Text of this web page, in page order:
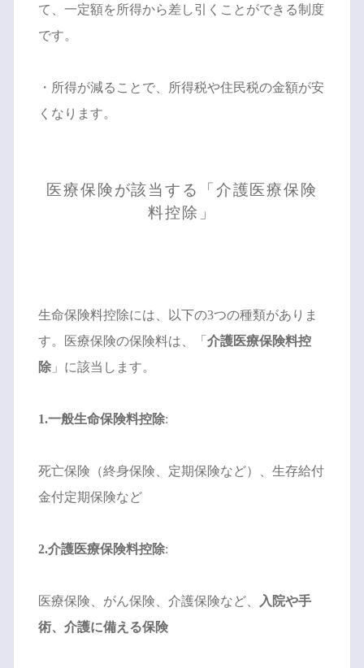
て、一定額を所得から差し引くことができる制度
です。
・所得が減ることで、所得税や住民税の金額が安
くなります。
医療保険が該当する「介護医療保険
料控除」
生命保険料控除には、以下の3つの種類がありま
す。医療保険の保険料は、「 介護医療保険料控
除」に該当します。
1.一般生命保険料控除:
死亡保険（終身保険、定期保険など）、生存給付
金付定期保険など
2.介護医療保険料控除:
医療保険、がん保険、介護保険など、
入院や手
術、介護に備える保険